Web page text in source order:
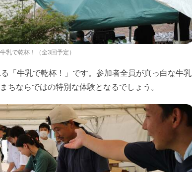
牛乳で乾杯！（全3回予定）
「牛乳で乾杯！」です。参加者全員が真っ白な牛乳
ちならではの特別な体験となるでしょう。